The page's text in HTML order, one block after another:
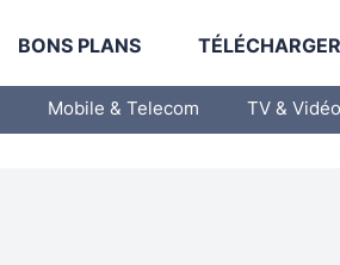
BONS PLANS
Mobile & Telecom TV & Vidéo